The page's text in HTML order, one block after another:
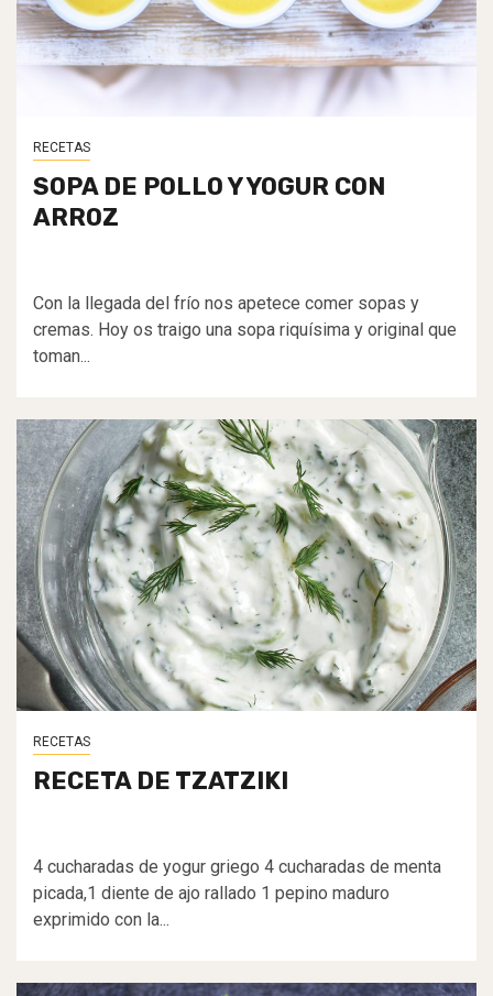
RECETAS
SOPA DE POLLO Y YOGUR CON
ARROZ
Con la llegada del frío nos apetece comer sopas y
cremas. Hoy os traigo una sopa riquísima y original que
toman...
RECETAS
RECETA DE TZATZIKI
4 cucharadas de yogur griego 4 cucharadas de menta
picada,1 diente de ajo rallado 1 pepino maduro
exprimido con la...